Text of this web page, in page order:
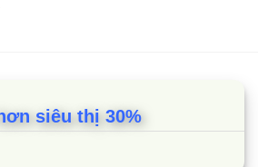
siêu thị 30%